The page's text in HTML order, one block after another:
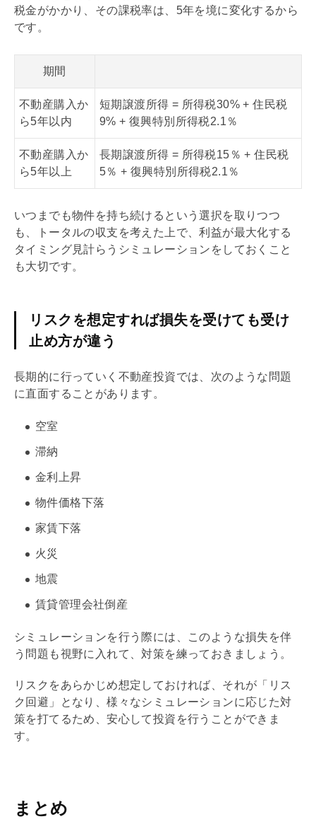
税金がかかり、その課税率は、5年を境に変化するから
です。
期間
不動産購入か
ら5年以内
短期譲渡所得 = 所得税30% + 住民税
9% + 復興特別所得税2.1％
不動産購入か
ら5年以上
長期譲渡所得 = 所得税15％ + 住民税
5％ + 復興特別所得税2.1％
いつまでも物件を持ち続けるという選択を取りつつ
も、トータルの収支を考えた上で、利益が最大化する
タイミング見計らうシミュレーションをしておくこと
も大切です。
リスクを想定すれば損失を受けても受け
止め方が違う
長期的に行っていく不動産投資では、次のような問題
に直面することがあります。
空室
滞納
金利上昇
物件価格下落
家賃下落
火災
地震
賃貸管理会社倒産
シミュレーションを行う際には、このような損失を伴
う問題も視野に入れて、対策を練っておきましょう。
リスクをあらかじめ想定しておければ、それが「リス
ク回避」となり、様々なシミュレーションに応じた対
策を打てるため、安心して投資を行うことができま
す。
まとめ